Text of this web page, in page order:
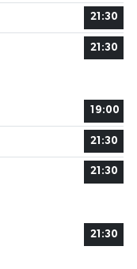
21:30
21:30
19:00
21:30
21:30
21:30